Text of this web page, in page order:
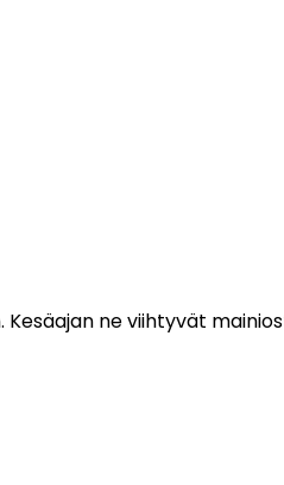
ne viihtyvät